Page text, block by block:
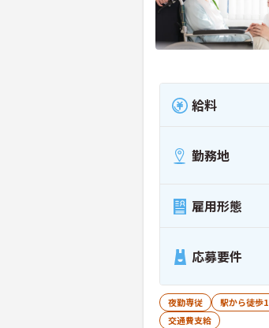
給料
勤務地
雇用形態
応募要件
夜勤専従 駅から徒歩
交通費支給